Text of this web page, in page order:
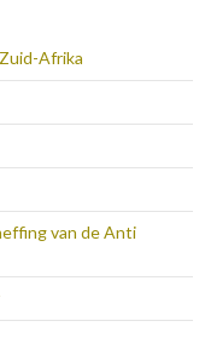
Afrika
van de Anti